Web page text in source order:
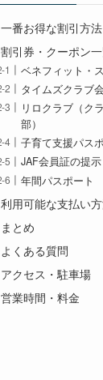
一番お得な割引方法
割引券・クーポン
ベネフィット・
タイムズクラブ
リロクラブ（ク
部）
子育て支援パス
JAF会員証の提示
年間パスポート
利用可能な支払い
まとめ
よくある質問
アクセス・駐車場
営業時間・料金